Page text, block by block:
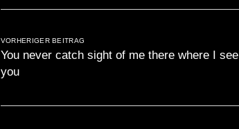
VORHERIGER BEITRAG
You never catch sight of me there where I see
you